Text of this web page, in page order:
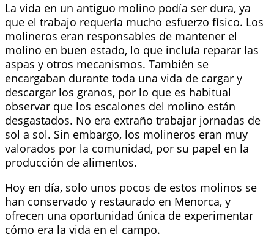
La vida en un antiguo molino podía ser dura, ya
que el trabajo requería mucho esfuerzo físico. Los
molineros eran responsables de mantener el
molino en buen estado, lo que incluía reparar las
aspas y otros mecanismos. También se
encargaban durante toda una vida de cargar y
descargar los granos, por lo que es habitual
observar que los escalones del molino están
desgastados. No era extraño trabajar jornadas de
sol a sol. Sin embargo, los molineros eran muy
valorados por la comunidad, por su papel en la
producción de alimentos.
Hoy en día, solo unos pocos de estos molinos se
han conservado y restaurado en Menorca, y
ofrecen una oportunidad única de experimentar
cómo era la vida en el campo.